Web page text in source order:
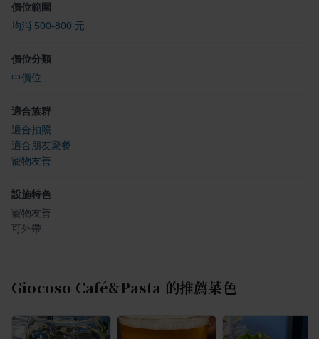
價位範圍
均消 500-800 元
價位分類
中價位
適合族群
適合拍照
適合朋友聚餐
寵物友善
設施特色
寵物友善
可外帶
Giocoso Café&Pasta 的推薦菜色